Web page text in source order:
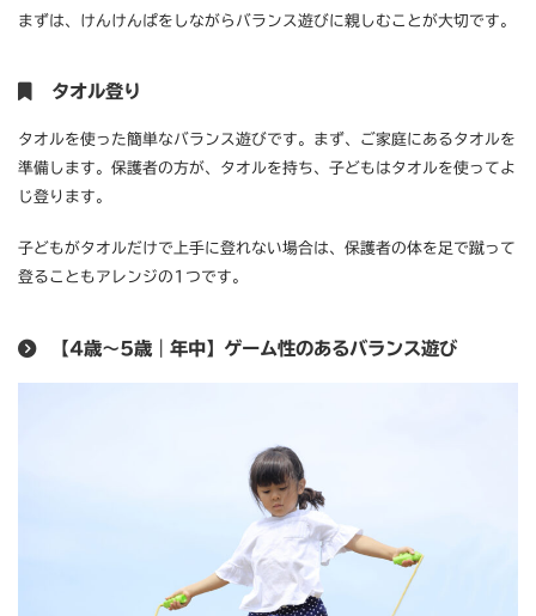
まずは、けんけんぱをしながらバランス遊びに親しむことが大切です。
タオル登り
タオルを使った簡単なバランス遊びです。まず、ご家庭にあるタオルを
準備します。保護者の方が、タオルを持ち、子どもはタオルを使ってよ
じ登ります。
子どもがタオルだけで上手に登れない場合は、保護者の体を足で蹴って
登ることもアレンジの1つです。
【4歳～5歳｜年中】ゲーム性のあるバランス遊び